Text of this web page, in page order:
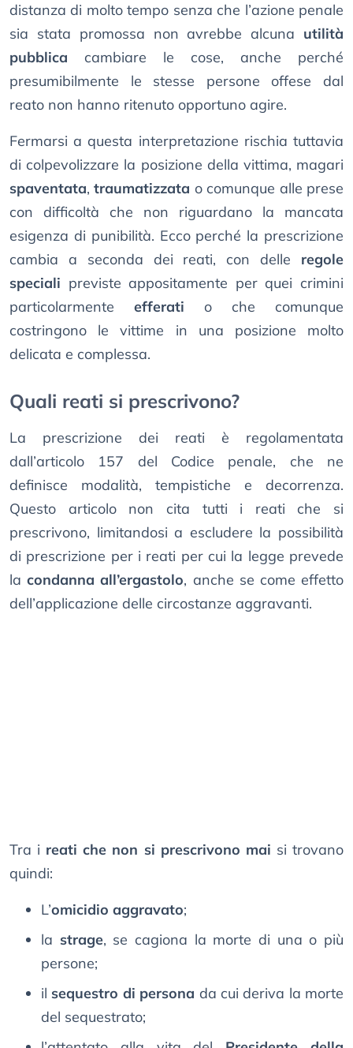
distanza di molto tempo senza che l’azione penale
sia stata promossa non avrebbe alcuna utilità
pubblica cambiare le cose, anche perché
presumibilmente le stesse persone offese dal
reato non hanno ritenuto opportuno agire.
Fermarsi a questa interpretazione rischia tuttavia
di colpevolizzare la posizione della vittima, magari
spaventata,traumatizzata o comunque alle prese
con difficoltà che non riguardano la mancata
esigenza di punibilità. Ecco perché la prescrizione
cambia a seconda dei reati, con delle regole
speciali previste appositamente per quei crimini
particolarmente efferati o che comunque
costringono le vittime in una posizione molto
delicata e complessa.
Quali reati si prescrivono?
La prescrizione dei reati è regolamentata
dall’articolo 157 del Codice penale, che ne
definisce modalità, tempistiche e decorrenza.
Questo articolo non cita tutti i reati che si
prescrivono, limitandosi a escludere la possibilità
di prescrizione per i reati per cui la legge prevede
lacondanna all’ergastolo, anche se come effetto
dell’applicazione delle circostanze aggravanti.
Tra i reati che non si prescrivono mai si trovano
quindi:
L’omicidio aggravato;
la strage, se cagiona la morte di una o più
persone;
il sequestro di persona da cui deriva la morte
del sequestrato;